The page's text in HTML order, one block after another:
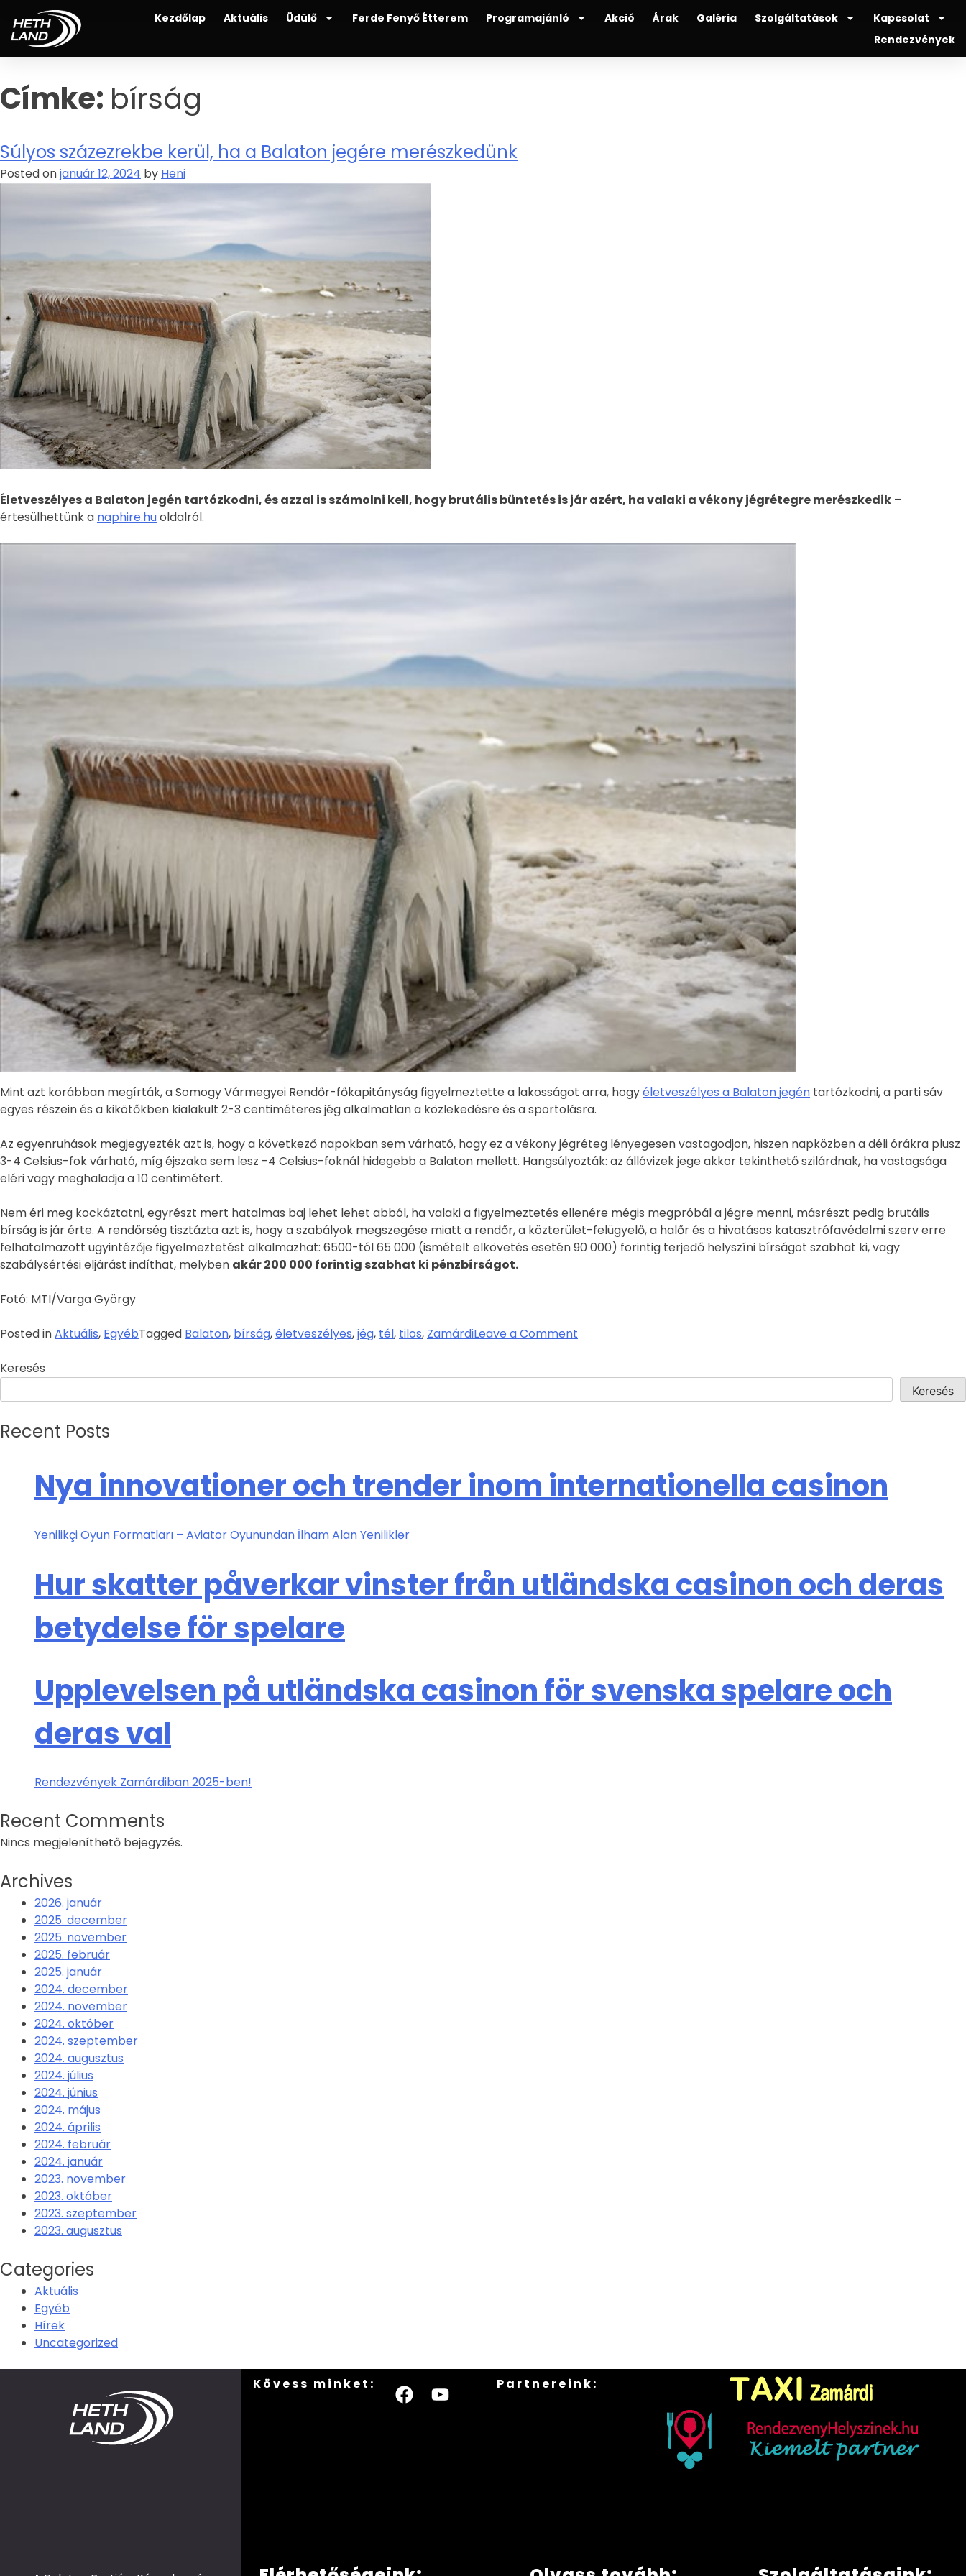
Kezdőlap Aktuális Üdülő Ferde Fenyő Étterem Programajánló Akció Árak Galéria Szolgáltatások
Kapcsolat
Rendezvények
Címke: bírság
Súlyos százezrekbe kerül, ha a Balaton jegére merészkedünk
Posted onjanuár 12, 2024 by Heni
Életveszélyes a Balaton jegén tartózkodni, és azzal is számolni kell, hogy brutális büntetés is jár azért, ha valaki a vékony jégrétegre merészkedik –
értesülhettünk a naphire.huoldalról.
Mint azt korábban megírták, a Somogy Vármegyei Rendőr-főkapitányság figyelmeztette a lakosságot arra, hogyéletveszélyes a Balaton jegén tartózkodni, a parti sáv
egyes részein és a kikötőkben kialakult 2-3 centiméteres jég alkalmatlan a közlekedésre és a sportolásra.
Az egyenruhások megjegyezték azt is, hogy a következő napokban sem várható, hogy ez a vékony jégréteg lényegesen vastagodjon, hiszen napközben a déli órákra plusz
3-4 Celsius-fok várható, míg éjszaka sem lesz -4 Celsius-foknál hidegebb a Balaton mellett. Hangsúlyozták: az állóvizek jege akkor tekinthető szilárdnak, ha vastagsága
eléri vagy meghaladja a 10 centimétert.
Nem éri meg kockáztatni, egyrészt mert hatalmas baj lehet lehet abból, ha valaki a figyelmeztetés ellenére mégis megpróbál a jégre menni, másrészt pedig brutális
bírság is jár érte. A rendőrség tisztázta azt is, hogy a szabályok megszegése miatt a rendőr, a közterület-felügyelő, a halőr és a hivatásos katasztrófavédelmi szerv erre
felhatalmazott ügyintézője figyelmeztetést alkalmazhat: 6500-tól 65 000 (ismételt elkövetés esetén 90 000) forintig terjedő helyszíni bírságot szabhat ki, vagy
szabálysértési eljárást indíthat, melyben akár 200 000 forintig szabhat ki pénzbírságot.
Fotó: MTI/Varga György
Posted inAktuális, EgyébTagged Balaton, bírság,életveszélyes,jég, tél, tilos, ZamárdiLeave a Comment
Keresés
Keresés
Recent Posts
Nya innovationer och trender inom internationella casinon
Yenilikçi Oyun Formatları – Aviator Oyunundan İlham Alan Yeniliklər
Hur skatter påverkar vinster från utländska casinon och deras
betydelse för spelare
Upplevelsen på utländska casinon för svenska spelare och
deras val
Rendezvények Zamárdiban 2025-ben!
Recent Comments
Nincs megjeleníthető bejegyzés.
Archives
2026. január
2025. december
2025. november
2025. február
2025. január
2024. december
2024. november
2024. október
2024. szeptember
2024. augusztus
2024. július
2024. június
2024. május
2024. április
2024. február
2024. január
2023. november
2023. október
2023. szeptember
2023. augusztus
Categories
Aktuális
Egyéb
Hírek
Uncategorized
Kövess minket: Partnereink: